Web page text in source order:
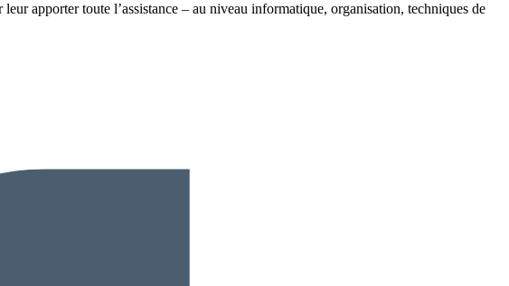
apporter toute l’assistance – au niveau informatique, organisation, techniques de